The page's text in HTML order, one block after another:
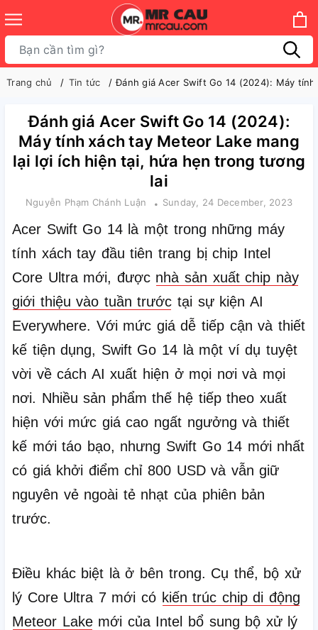
Trang chủ Tin tức Đánh giá Acer Swift Go 14 (2024): Máy
Đánh giá Acer Swift Go 14 (2024):
Máy tính xách tay Meteor Lake mang
lại lợi ích hiện tại, hứa hẹn trong tương
lai
Nguyễn Phạm Chánh Luận Sunday, 24 December, 2023
Acer Swift Go 14 là một trong những máy
tính xách tay đầu tiên trang bị chip Intel
Core Ultra mới, được nhà sản xuất chip này
giới thiệu vào tuần trước tại sự kiện AI
Everywhere. Với mức giá dễ tiếp cận và thiết
kế tiện dụng, Swift Go 14 là một ví dụ tuyệt
vời về cách AI xuất hiện ở mọi nơi và mọi
nơi. Nhiều sản phẩm thế hệ tiếp theo xuất
hiện với mức giá cao ngất ngưởng và thiết
kế mới táo bạo, nhưng Swift Go 14 mới nhất
có giá khởi điểm chỉ 800 USD và vẫn giữ
nguyên vẻ ngoài tẻ nhạt của phiên bản
trước.
Điều khác biệt là ở bên trong. Cụ thể, bộ xử
lý Core Ultra 7 mới có kiến ​​trúc chip di động
Meteor Lakemới của Intel bổ sung bộ xử lý